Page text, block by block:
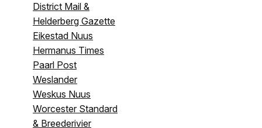
District Mail &
Helderberg Gazette
Eikestad Nuus
Hermanus Times
Paarl Post
Weslander
Weskus Nuus
Worcester Standard
& Breederivier